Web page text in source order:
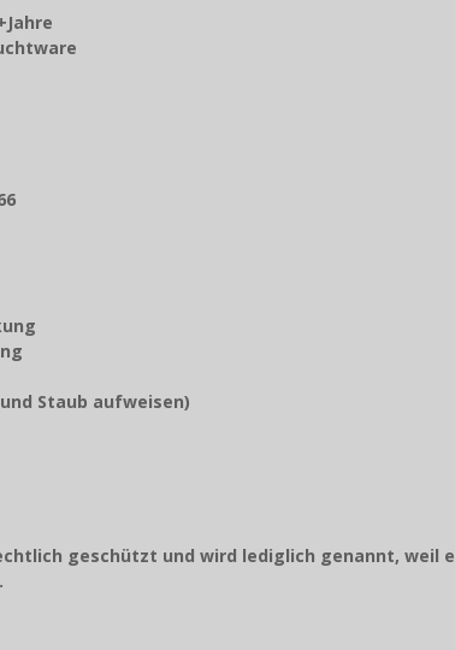
Staub aufweisen)
geschützt und wird lediglich genannt, weil